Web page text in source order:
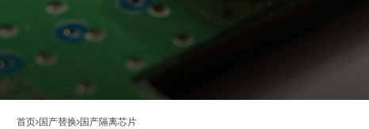
首页 国产替换 国产隔离芯片